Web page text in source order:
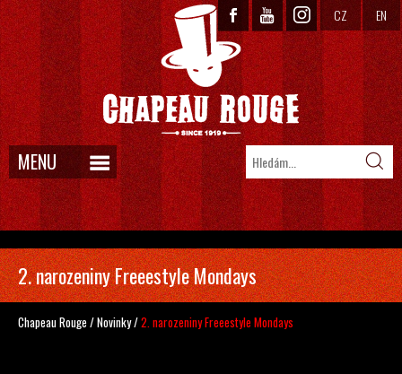
CZ EN
MENU
2. narozeniny Freeestyle Mondays
Chapeau Rouge /Novinky/2. narozeniny Freeestyle Mondays